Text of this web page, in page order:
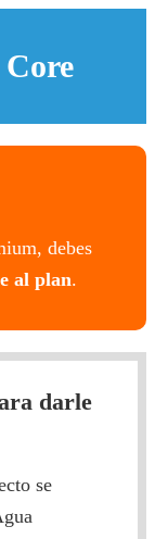
debes
al plan.
darle
se